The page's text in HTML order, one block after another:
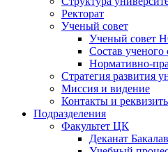
Ректорат
Ученый совет
Ученый
Состав
Нормативно-
Стратегия развития
Миссия и видение
Контакты и
Подразделения
Факультет ЦК
Деканат